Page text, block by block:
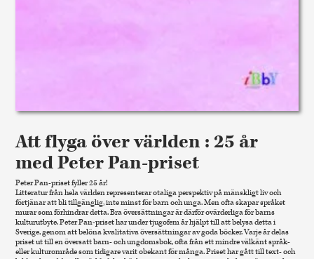
Att flyga över världen : 25 år
med Peter Pan-priset
Peter Pan-priset fyller 25 år!
Litteratur från hela världen representerar otaliga perspektiv på mänskligt liv och
förtjänar att bli tillgänglig, inte minst för barn och unga. Men ofta skapar språket
murar som förhindrar detta. Bra översättningar är därför ovärderliga för barns
kulturutbyte. Peter Pan-priset har under tjugofem år hjälpt till att belysa detta i
Sverige, genom att belöna kvalitativa översättningar av goda böcker. Varje år delas
priset ut till en översatt barn- och ungdomsbok, ofta från ett mindre välkänt språk-
eller kulturområde som tidigare varit obekant för många. Priset har gått till text- och